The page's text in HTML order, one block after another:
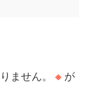
ません。 ※ が